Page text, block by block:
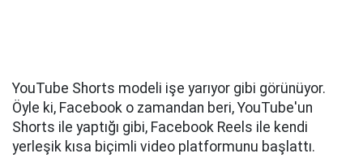
YouTube Shorts modeli işe yarıyor gibi görünüyor.
Öyle ki, Facebook o zamandan beri, YouTube'un
Shorts ile yaptığı gibi, Facebook Reels ile kendi
yerleşik kısa biçimli video platformunu başlattı.